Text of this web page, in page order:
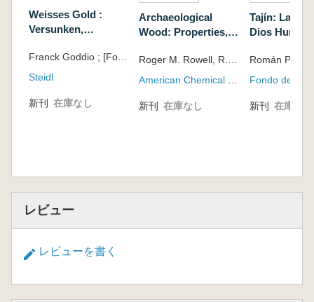
Weisses Gold :
Versunken,
Franck Goddio ; [Fotos, Dirk Reinartz]
Steidl
新刊 在庫なし
Archaeological
Wood: Properties,
Preservation
新刊 在庫なし
Tajín: La
Dios
新刊 在庫なし
レビュー
レビューを書く